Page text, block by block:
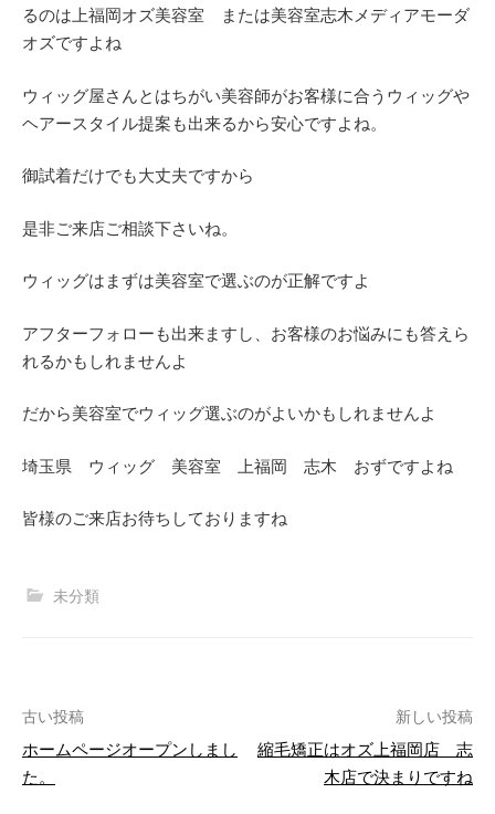
るのは上福岡オズ美容室 または美容室志木メディアモーダ
オズですよね
ウィッグ屋さんとはちがい美容師がお客様に合うウィッグや
ヘアースタイル提案も出来るから安心ですよね。
御試着だけでも大丈夫ですから
是非ご来店ご相談下さいね。
ウィッグはまずは美容室で選ぶのが正解ですよ
アフターフォローも出来ますし、お客様のお悩みにも答えら
れるかもしれませんよ
だから美容室でウィッグ選ぶのがよいかもしれませんよ
埼玉県 ウィッグ 美容室 上福岡 志木 おずですよね
皆様のご来店お待ちしておりますね
未分類
投
古い投稿
ホームページオープンしまし
た。
新しい投稿
縮毛矯正はオズ上福岡店 志
木店で決まりですね